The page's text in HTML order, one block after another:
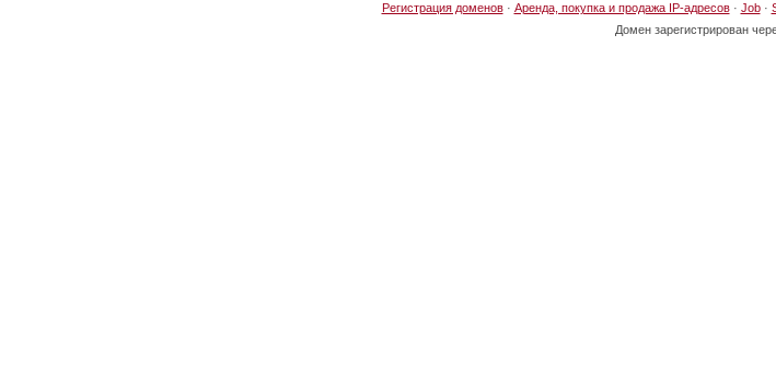
Регистрация доменов· Аренда, покупка и продажа IP-адресов· Job·
Домен зарегистрирован